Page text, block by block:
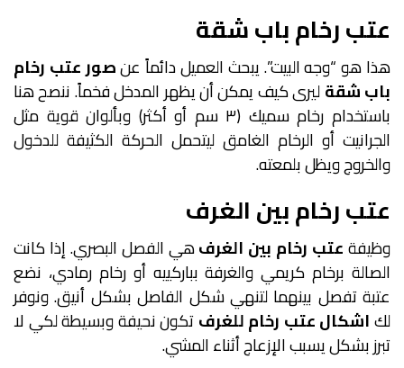
عتب رخام باب شقة
هذا هو “وجه البيت”. يبحث العميل دائماً عنصور عتب رخام
باب شقةليرى كيف يمكن أن يظهر المدخل فخماً. ننصح هنا
باستخدام رخام سميك (٣ سم أو أكثر) وبألوان قوية مثل
الجرانيت أو الرخام الغامق ليتحمل الحركة الكثيفة للدخول
والخروج ويظل بلمعته.
عتب رخام بين الغرف
وظيفةعتب رخام بين الغرفهي الفصل البصري. إذا كانت
الصالة برخام كريمي والغرفة بباركييه أو رخام رمادي، نضع
عتبة تفصل بينهما لتنهي شكل الفاصل بشكل أنيق. ونوفر
لكاشكال عتب رخام للغرفتكون نحيفة وبسيطة لكي لا
تبرز بشكل يسبب الإزعاج أثناء المشي.